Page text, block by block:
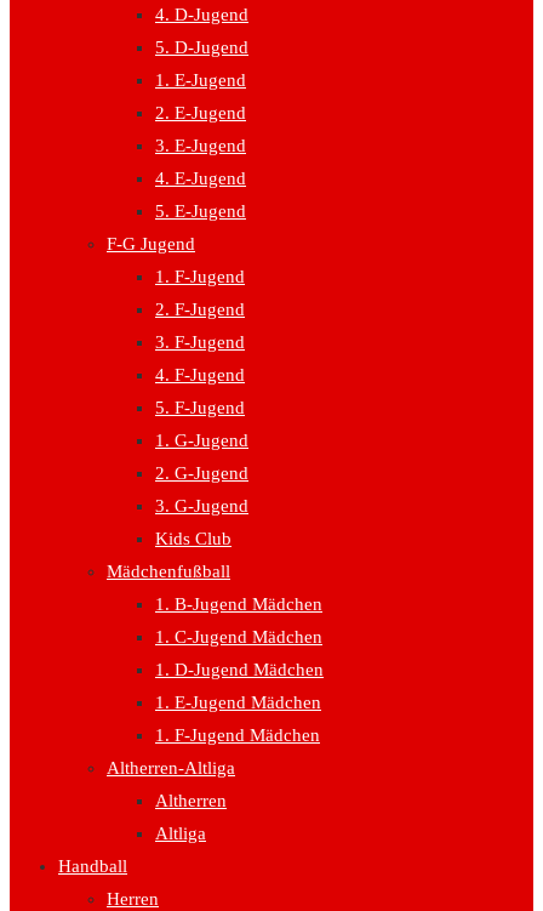
4. D-Jugend
5. D-Jugend
1. E-Jugend
2. E-Jugend
3. E-Jugend
4. E-Jugend
5. E-Jugend
F-G Jugend
1. F-Jugend
2. F-Jugend
3. F-Jugend
4. F-Jugend
5. F-Jugend
1. G-Jugend
2. G-Jugend
3. G-Jugend
Kids Club
Mädchenfußball
1. B-Jugend Mädchen
1. C-Jugend Mädchen
1. D-Jugend Mädchen
1. E-Jugend Mädchen
1. F-Jugend Mädchen
Altherren-Altliga
Altherren
Altliga
Handball
Herren